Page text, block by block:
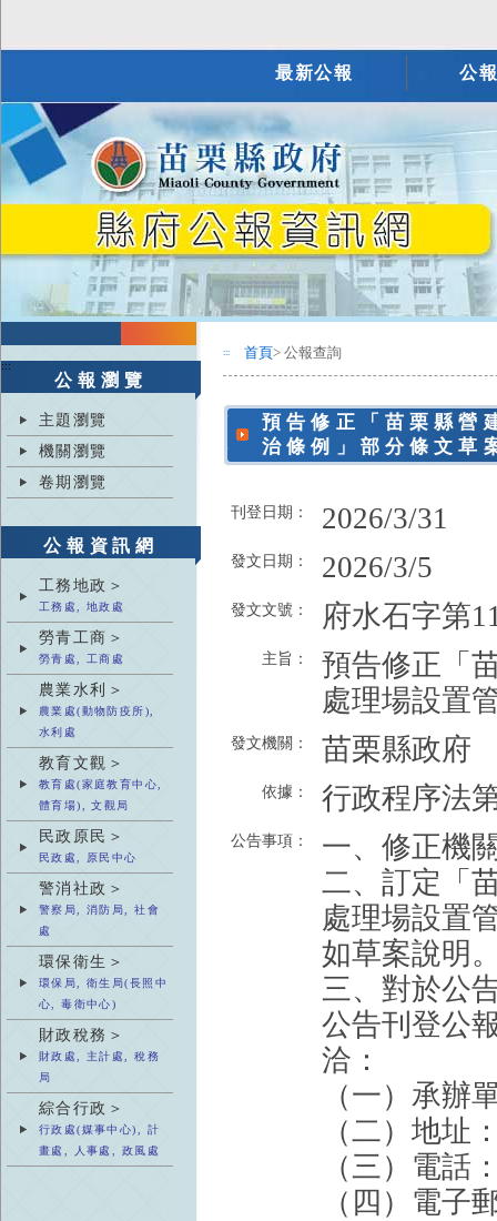
最新公報 公
:::
公報瀏覽
主題瀏覽
機關瀏覽
卷期瀏覽
公報資訊網
工務地政＞
工務處, 地政處
勞青工商＞
勞青處, 工商處
農業水利＞
農業處(動物防疫所),
水利處
教育文觀＞
教育處(家庭教育中心,
體育場), 文觀局
民政原民＞
民政處, 原民中心
警消社政＞
警察局, 消防局, 社會
處
環保衛生＞
環保局, 衛生局(長照中
心, 毒衛中心)
財政稅務＞
財政處, 主計處, 稅務
局
綜合行政＞
行政處(媒事中心), 計
畫處, 人事處, 政風處
::: 首頁> 公報查詢
預告修正「苗栗縣營
治條例」部分條文草
刊登日期： 2026/3/31
發文日期： 2026/3/5
發文文號： 府水石字第
主旨：
預告修正「
處理場設置
發文機關： 苗栗縣政府
依據： 行政程序法
公告事項：
一、修正機
二、訂定「
處理場設置
如草案說明
三、對於公
公告刊登公
洽：
（一）承辦
（二）地址
（三）電話
（四）電子